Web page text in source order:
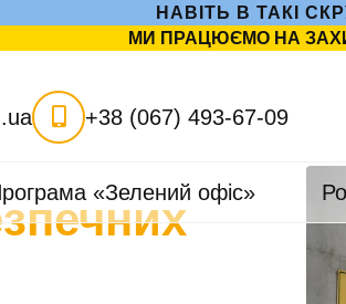
НАВІТЬ В ТАКІ
МИ ПРАЦЮЄМО НА
+38 (067) 493-67-09
«Зелений офіс»